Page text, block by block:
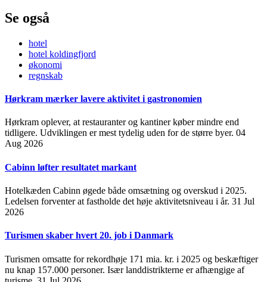
Se også
hotel
hotel koldingfjord
økonomi
regnskab
Hørkram mærker lavere aktivitet i gastronomien
Hørkram oplever, at restauranter og kantiner køber mindre end
tidligere. Udviklingen er mest tydelig uden for de større byer. 04
Aug 2026
Cabinn løfter resultatet markant
Hotelkæden Cabinn øgede både omsætning og overskud i 2025.
Ledelsen forventer at fastholde det høje aktivitetsniveau i år. 31 Jul
2026
Turismen skaber hvert 20. job i Danmark
Turismen omsatte for rekordhøje 171 mia. kr. i 2025 og beskæftiger
nu knap 157.000 personer. Især landdistrikterne er afhængige af